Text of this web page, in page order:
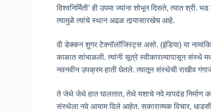
विश्वनिर्मिती’ ही उपमा ज्यांना शोभून दिसते, त्यात
त्यामुळे त्यांचे स्थान अढळ तार्‍यासारखेच आहे.
दी डेक्कन शुगर टेक्नॉलॉजिस्ट्स असो. (इंडिया) या
काळात सांभाळली. त्यांनी सूत्रे स्वीकारल्यापासून
नवनवीन उपक्रम हाती घेतले. त्यातून संस्थेची राखीव
ते जेथे जेथे हात घालतात, तेथे यशाचे नवे मापदंड निर्माण
संस्थेला नवे आयाम दिले आहेत. सकारात्मक विचार, धाडसी